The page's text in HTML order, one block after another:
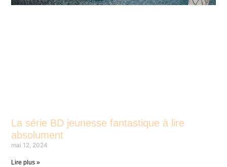
La série BD jeunesse fantastique à lire
absolument
mai 12, 2024
Lire plus »